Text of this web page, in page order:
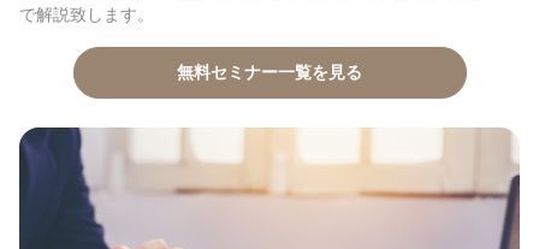
で解説致します。
無料セミナー一覧を見る